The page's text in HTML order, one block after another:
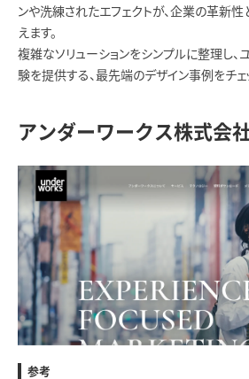
ンや洗練されたエフェクトが、企業の革新
えます。
複雑なソリューションをシンプルに整理し
験を提供する、最先端のデザイン事例をチェ
アンダーワークス株式会
参考